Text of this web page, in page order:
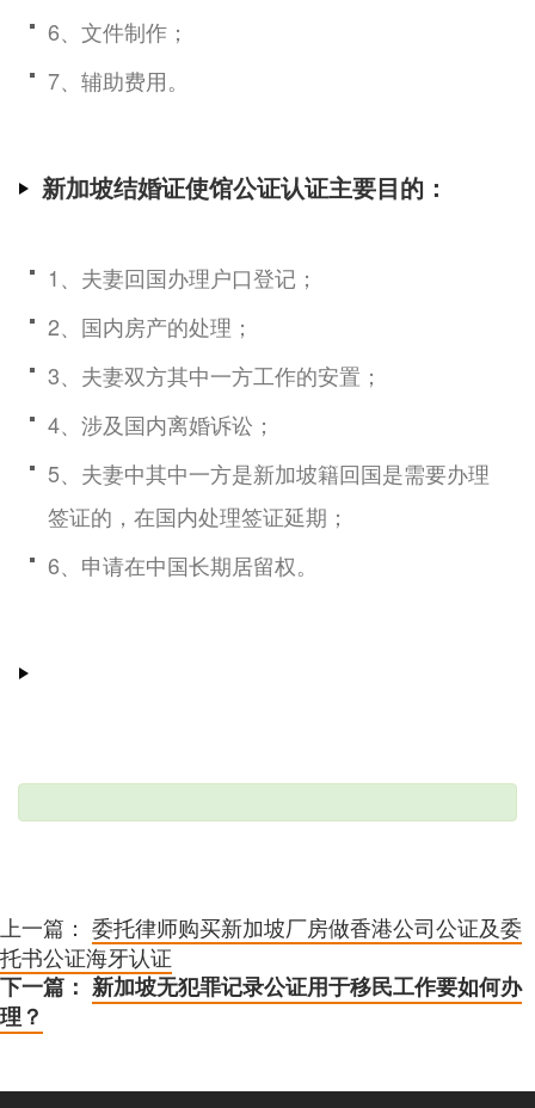
6、文件制作；
7、辅助费用。
新加坡结婚证使馆公证认证主要目的：
1、夫妻回国办理户口登记；
2、国内房产的处理；
3、夫妻双方其中一方工作的安置；
4、涉及国内离婚诉讼；
5、夫妻中其中一方是新加坡籍回国是需要办理
签证的，在国内处理签证延期；
6、申请在中国长期居留权。
上一篇： 委托律师购买新加坡厂房做香港公司公证及委
托书公证海牙认证
下一篇： 新加坡无犯罪记录公证用于移民工作要如何办
理？